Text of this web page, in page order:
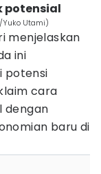
potensial
Yuko Utami)
menjelaskan
ini
potensi
cara
dengan
baru di